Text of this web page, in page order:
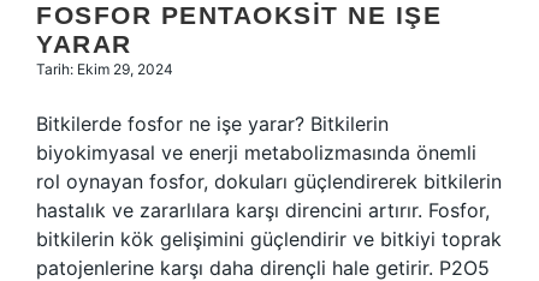
FOSFOR PENTAOKSIT NE IŞE
YARAR
Tarih: Ekim 29, 2024
Bitkilerde fosfor ne işe yarar? Bitkilerin
biyokimyasal ve enerji metabolizmasında önemli
rol oynayan fosfor, dokuları güçlendirerek bitkilerin
hastalık ve zararlılara karşı direncini artırır. Fosfor,
bitkilerin kök gelişimini güçlendirir ve bitkiyi toprak
patojenlerine karşı daha dirençli hale getirir. P2O5